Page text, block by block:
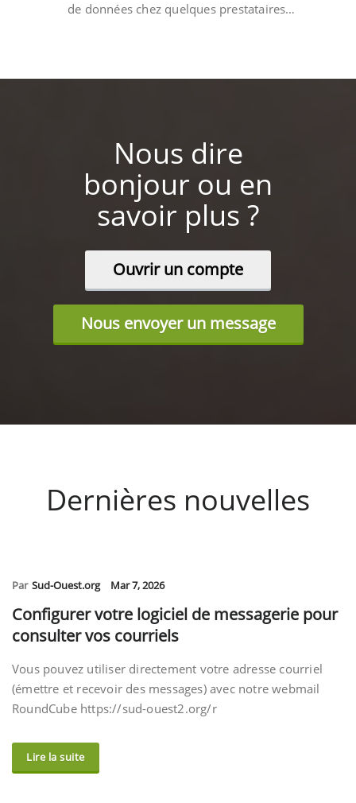
de données chez quelques prestataires…
Nous dire
bonjour ou en
savoir plus ?
Ouvrir un compte
Nous envoyer un message
Dernières nouvelles
Par Sud-Ouest.org Mar 7, 2026
Configurer votre logiciel de messagerie pour
consulter vos courriels
Vous pouvez utiliser directement votre adresse courriel
(émettre et recevoir des messages) avec notre webmail
RoundCube https://sud-ouest2.org/r
Lire la suite